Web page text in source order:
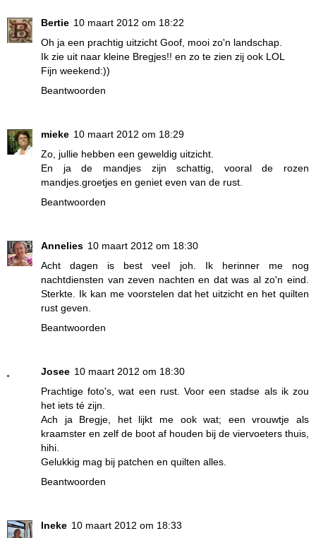
Bertie 10 maart 2012 om 18:22
Oh ja een prachtig uitzicht Goof, mooi zo'n landschap.
Ik zie uit naar kleine Bregjes!! en zo te zien zij ook LOL
Fijn weekend:))
Beantwoorden
mieke 10 maart 2012 om 18:29
Zo, jullie hebben een geweldig uitzicht.
En ja de mandjes zijn schattig, vooral de rozen
mandjes.groetjes en geniet even van de rust.
Beantwoorden
Annelies 10 maart 2012 om 18:30
Acht dagen is best veel joh. Ik herinner me nog
nachtdiensten van zeven nachten en dat was al zo'n eind.
Sterkte. Ik kan me voorstelen dat het uitzicht en het quilten
rust geven.
Beantwoorden
Josee 10 maart 2012 om 18:30
Prachtige foto's, wat een rust. Voor een stadse als ik zou
het iets té zijn.
Ach ja Bregje, het lijkt me ook wat; een vrouwtje als
kraamster en zelf de boot af houden bij de viervoeters thuis,
hihi.
Gelukkig mag bij patchen en quilten alles.
Beantwoorden
Ineke 10 maart 2012 om 18:33